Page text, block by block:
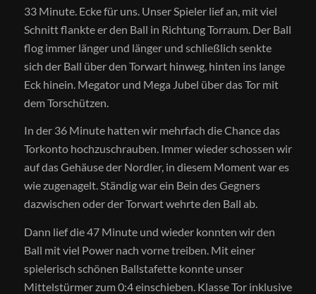
33 Minute. Ecke für uns. Unser Spieler lief an, mit viel
Schnitt flankte er den Ball in Richtung Torraum. Der Ball
flog immer länger und länger und schließlich senkte
sich der Ball über den Torwart hinweg, hinten ins lange
Eck hinein. Megator und Mega Jubel über das Tor mit
dem Torschützen.
In der 36 Minute hatten wir mehrfach die Chance das
Torkonto hochzuschrauben. Immer wieder schossen wir
auf das Gehäuse der Nordler, in diesem Moment war es
wie zugenagelt. Ständig war ein Bein des Gegners
dazwischen oder der Torwart wehrte den Ball ab.
Dann lief die 47 Minute und wieder konnten wir den
Ball mit viel Power nach vorne treiben. Mit einer
spielerisch schönen Ballstafette konnte unser
Mittelstürmer zum 0:4 einschieben. Klasse Tor inklusive